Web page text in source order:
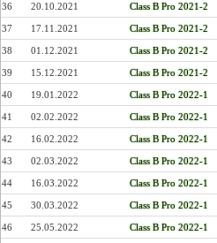
36 20.10.2021 Class B Pro 2021-2
37 17.11.2021 Class B Pro 2021-2
38 01.12.2021 Class B Pro 2021-2
39 15.12.2021 Class B Pro 2021-2
40 19.01.2022 Class B Pro 2022-1
41 02.02.2022 Class B Pro 2022-1
42 16.02.2022 Class B Pro 2022-1
43 02.03.2022 Class B Pro 2022-1
44 16.03.2022 Class B Pro 2022-1
45 30.03.2022 Class B Pro 2022-1
46 25.05.2022 Class B Pro 2022-1